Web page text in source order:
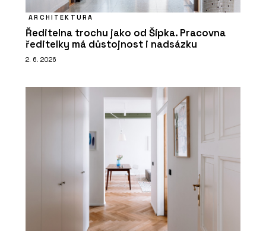
ARCHITEKTURA
Ředitelna trochu jako od Šípka. Pracovna
ředitelky má důstojnost i nadsázku
2. 6. 2026